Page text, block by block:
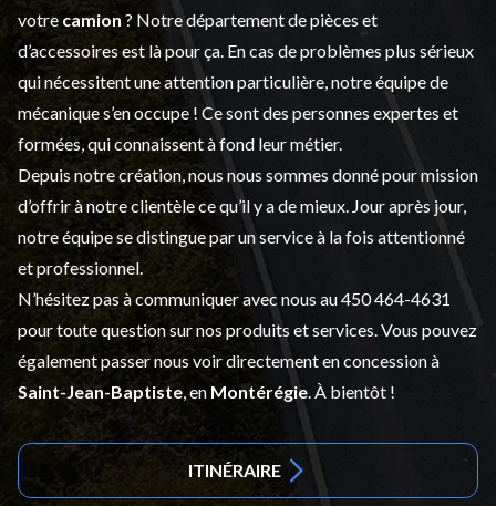
votre camion ? Notre département depièces et
d’accessoiresest là pour ça. En cas de problèmes plus sérieux
qui nécessitent une attention particulière, notre équipe de
mécanique s’en occupe ! Ce sont des personnes expertes et
formées, qui connaissent à fond leur métier.
Depuis notre création, nous nous sommes donné pour mission
d’offrir à notre clientèle ce qu’il y a de mieux. Jour après jour,
notre équipe se distingue par un service à la fois attentionné
et professionnel.
N’hésitez pas à communiquer avec nous au450 464-4631
pour toute question sur nos produits et services. Vous pouvez
également passer nous voir directement en concession à
Saint-Jean-Baptiste , en Montérégie . À bientôt !
ITINÉRAIRE